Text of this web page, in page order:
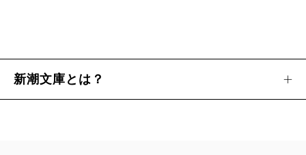
新潮文庫とは？